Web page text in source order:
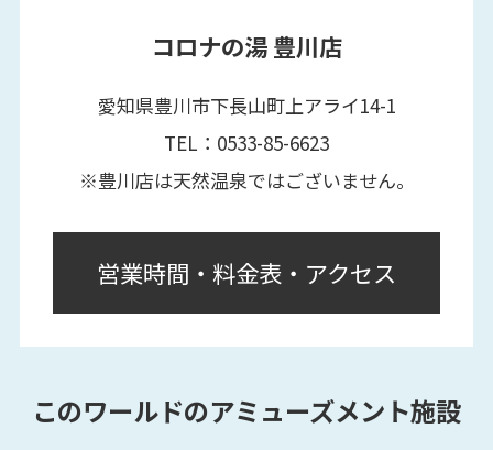
コロナの湯 豊川店
愛知県豊川市下長山町上アライ14-1
TEL：0533-85-6623
※豊川店は天然温泉ではございません。
営業時間・料金表・アクセス
このワールドのアミューズメント施設